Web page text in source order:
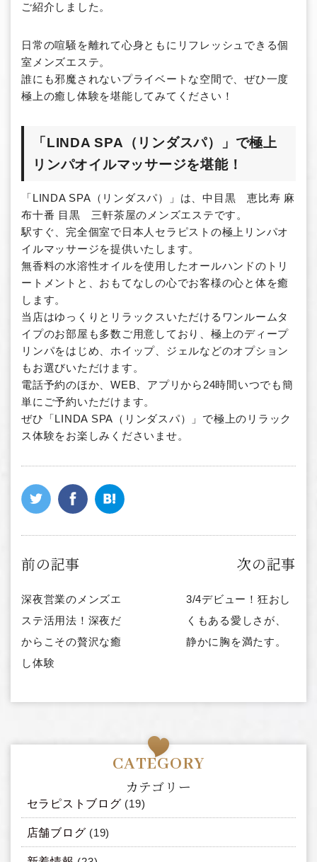
ご紹介しました。
日常の喧騒を離れて心身ともにリフレッシュできる個
室メンズエステ。
誰にも邪魔されないプライベートな空間で、ぜひ一度
極上の癒し体験を堪能してみてください！
「LINDA SPA（リンダスパ）」で極上
リンパオイルマッサージを堪能！
「LINDA SPA（リンダスパ）」は、中目黒 恵比寿 麻
布十番 目黒 三軒茶屋のメンズエステです。
駅すぐ、完全個室で日本人セラピストの極上リンパオ
イルマッサージを提供いたします。
無香料の水溶性オイルを使用したオールハンドのトリ
ートメントと、おもてなしの心でお客様の心と体を癒
します。
当店はゆっくりとリラックスいただけるワンルームタ
イプのお部屋も多数ご用意しており、極上のディープ
リンパをはじめ、ホイップ、ジェルなどのオプション
もお選びいただけます。
電話予約のほか、WEB、アプリから24時間いつでも簡
単にご予約いただけます。
ぜひ「LINDA SPA（リンダスパ）」で極上のリラック
ス体験をお楽しみくださいませ。
前の記事
深夜営業のメンズエ
ステ活用法！深夜だ
からこその贅沢な癒
し体験
次の記事
3/4デビュー！狂おし
くもある愛しさが、
静かに胸を満たす。
カテゴリー
セラピストブログ (19)
店舗ブログ (19)